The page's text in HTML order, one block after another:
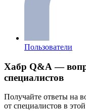
Пользователи
Хабр Q&A —
специалистов
Получайте ответы на
от специалистов в